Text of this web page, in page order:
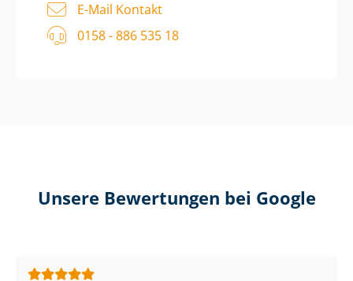
E-Mail Kontakt
0158 - 886 535 18
Unsere Bewertungen bei Google